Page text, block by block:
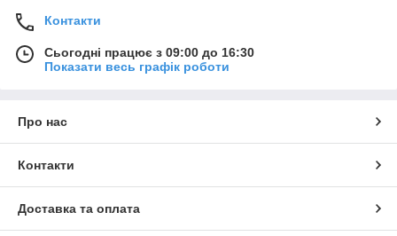
Контакти
Сьогодні працює з 09:00 до 16:30
Показати весь графік роботи
Про нас
Контакти
Доставка та оплата